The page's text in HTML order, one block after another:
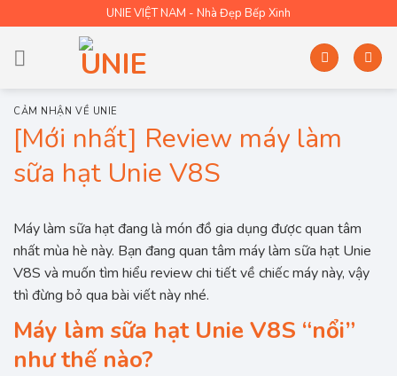
to
content
UNIE VIỆT NAM - Nhà Đẹp Bếp Xinh
CẢM NHẬN VỀ UNIE
[Mới nhất] Review máy làm
sữa hạt Unie V8S
Máy làm sữa hạt đang là món đồ gia dụng được quan tâm
nhất mùa hè này. Bạn đang quan tâm máy làm sữa hạt Unie
V8S và muốn tìm hiểu review chi tiết về chiếc máy này, vậy
thì đừng bỏ qua bài viết này nhé.
Máy làm sữa hạt Unie V8S “nổi”
như thế nào?